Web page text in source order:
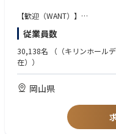
【魅力】
（生産・品質・開発）を跨
【歓迎（WANT）】
・食品企業または関連事業（
・食品企業または関連事業（
工場導入・評価の経験
・新しい生産技術の導入に関
従業員数
30,138名
（（キリンホール
在））
岡山県